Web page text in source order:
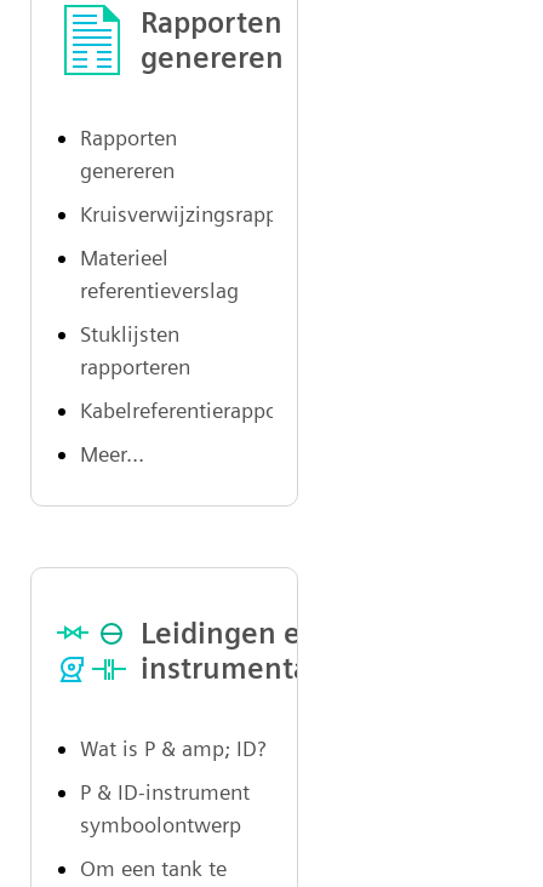
Rapporten
genereren
Rapporten
genereren
Kruisverwijzingsrapport
Materieel
referentieverslag
Stuklijsten
rapporteren
Kabelreferentierapport
Meer...
Leidingen en
instrumentatiediagram
Wat is P & amp; ID?
P & ID-instrument
symboolontwerp
Om een tank te